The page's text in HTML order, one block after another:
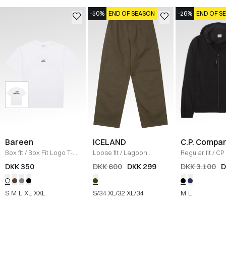
Bareen
Box fit/ Box Fit Logo T-
shirt /WHITE
DKK 350
S M L XL XXL
-50% END OF SEASON
ICELAND
Loose fit/ Lagoon
Bukser / OLIVE
DKK 600 DKK 299
S/34 XL/32 XL/34
-26% END OF
C.P.
Regular fit/
Jakke
SORT
DKK 3.100
M L